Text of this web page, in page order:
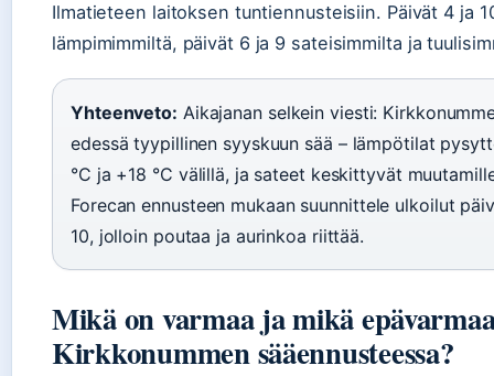
Ilmatieteen laitoksen tuntiennusteisiin. Päivät 4 ja
lämpimimmiltä, päivät 6 ja 9 sateisimmilta ja
Yhteenveto: Aikajanan selkein viesti:
edessä tyypillinen syyskuun sää – lämpötilat
°C ja +18 °C välillä, ja sateet keskittyvät
Forecan ennusteen mukaan suunnittele ulkoilut
10, jolloin poutaa ja aurinkoa riittää.
Mikä on varmaa ja mikä
Kirkkonummen sääennusteessa?